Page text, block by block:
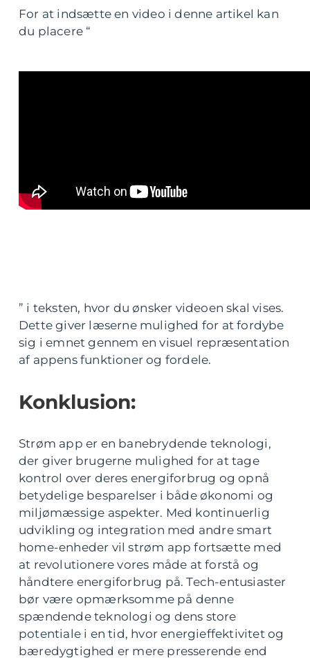
For at indsætte en video i denne artikel kan
du placere “
” i teksten, hvor du ønsker videoen skal vises.
Dette giver læserne mulighed for at fordybe
sig i emnet gennem en visuel repræsentation
af appens funktioner og fordele.
Konklusion:
Strøm app er en banebrydende teknologi,
der giver brugerne mulighed for at tage
kontrol over deres energiforbrug og opnå
betydelige besparelser i både økonomi og
miljømæssige aspekter. Med kontinuerlig
udvikling og integration med andre smart
home-enheder vil strøm app fortsætte med
at revolutionere vores måde at forstå og
håndtere energiforbrug på. Tech-entusiaster
bør være opmærksomme på denne
spændende teknologi og dens store
potentiale i en tid, hvor energieffektivitet og
bæredygtighed er mere presserende end